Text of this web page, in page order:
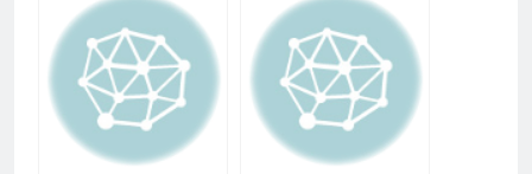
желтого цвета
Merinos Shaggy
Ultra s608 red-
yellow | ковер с
длинным ворсом
недорого Меринос
коричневого цвета
Меринос Shaggy
Ultra s608 cream-
brown | ковры с
высоким ворсом
купить Merin